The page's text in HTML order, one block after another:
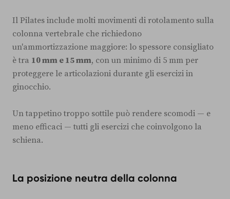
Il Pilates include molti movimenti di rotolamento sulla
colonna vertebrale che richiedono
un'ammortizzazione maggiore: lo spessore consigliato
è tra 10 mm e 15 mm, con un minimo di 5 mm per
proteggere le articolazioni durante gli esercizi in
ginocchio.
Un tappetino troppo sottile può rendere scomodi — e
meno efficaci — tutti gli esercizi che coinvolgono la
schiena.
La posizione neutra della colonna